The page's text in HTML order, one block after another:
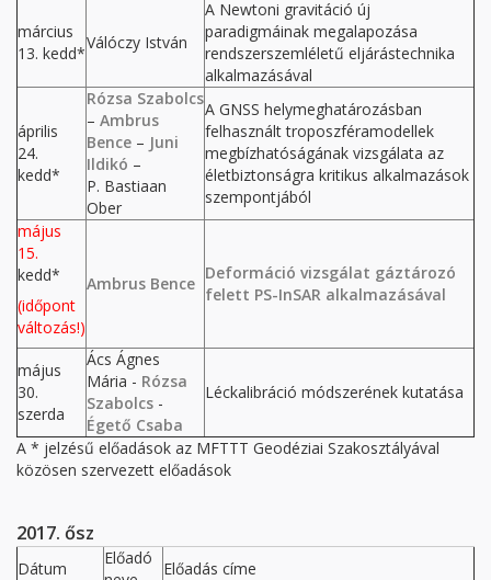
március
13. kedd*
Válóczy István
A Newtoni gravitáció új
paradigmáinak megalapozása
rendszerszemléletű eljárástechnika
alkalmazásával
április
24.
kedd*
Rózsa Szabolcs
– Ambrus
Bence – Juni
Ildikó –
P. Bastiaan
Ober
A GNSS helymeghatározásban
felhasznált troposzféramodellek
megbízhatóságának vizsgálata az
életbiztonságra kritikus alkalmazások
szempontjából
május
15.
kedd*
(időpont
változás!)
Ambrus Bence
Deformáció vizsgálat gáztározó
felett PS-InSAR alkalmazásával
május
30.
szerda
Ács Ágnes
Mária - Rózsa
Szabolcs -
Égető Csaba
Léckalibráció módszerének kutatása
A * jelzésű előadások az MFTTT Geodéziai Szakosztályával
közösen szervezett előadások
2017. ősz
Dátum
Előadó
Előadás címe